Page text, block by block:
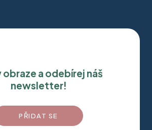
obraze a odebírej náš
newsletter!
PŘIDAT SE